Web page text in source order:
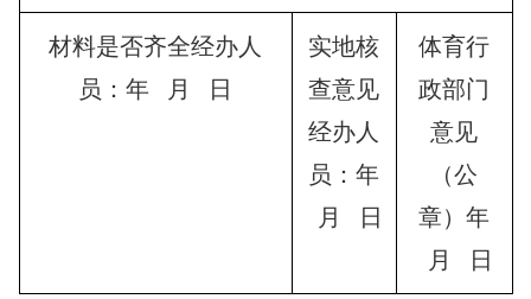
材料是否齐全经办人
员：年 月 日
实地核
查意见
经办人
员：年
月 日
体育行
政部门
意见
（公
章）年
月 日